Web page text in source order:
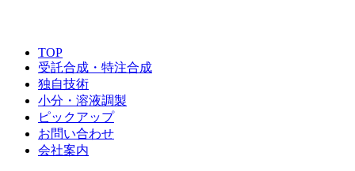
TOP
受託合成・特注合成
独自技術
小分・溶液調製
ピックアップ
お問い合わせ
会社案内